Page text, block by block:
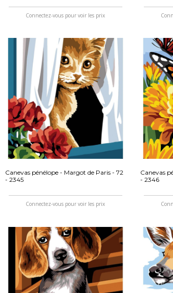
Connectez-vous pour voir les prix
Canevas pénélope - Margot de Paris - 72
- 2345
Connectez-vous pour voir les prix
Canevas
- 2346